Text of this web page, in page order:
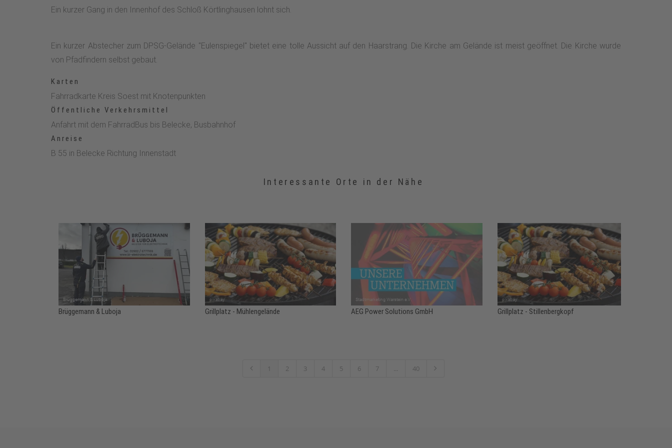
Ausgangspunkt.Tourenvorschlag durch: Rita Cordes
Ein kurzer Gang in den Innenhof des Schloß Körtlinghausen lohnt sich.
Ein kurzer Abstecher zum DPSG-Gelände "Eulenspiegel" bietet eine tolle Aussicht auf den Haarstrang. Die Kirche am Gelände ist meist geöffnet. Die Kirche wurde
von Pfadfindern selbst gebaut.
Karten
Fahrradkarte Kreis Soest mit Knotenpunkten
Öffentliche Verkehrsmittel
Anfahrt mit dem FahrradBus bis Belecke, Busbahnhof
Anreise
B 55 in Belecke Richtung Innenstadt
Interessante Orte in der Nähe
Brüggemann & Luboja Grillplatz - Mühlengelände AEG Power Solutions GmbH Grillplatz - Stillenbergkopf
1 2 3 4 5 6 7 ... 40